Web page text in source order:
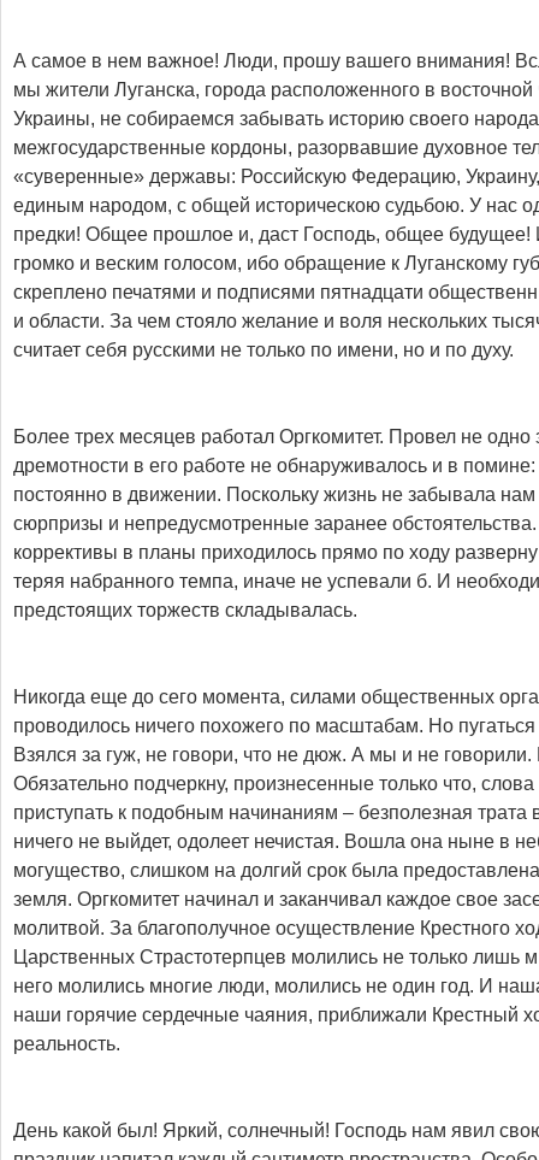
А самое в нем важное! Люди, прошу вашего внимания!
мы жители Луганска, города расположенного в восточной
Украины, не собираемся забывать историю своего
межгосударственные кордоны, разорвавшие духовное
«суверенные» державы: Российскую Федерацию,
единым народом, с общей историческою судьбою. У нас
предки! Общее прошлое и, даст Господь, общее будущее!
громко и веским голосом, ибо обращение к Луганскому
скреплено печатями и подписями пятнадцати
и области. За чем стояло желание и воля нескольких
считает себя русскими не только по имени, но и по духу.
Более трех месяцев работал Оргкомитет. Провел не одно
дремотности в его работе не обнаруживалось и в
постоянно в движении. Поскольку жизнь не забывала
сюрпризы и непредусмотренные заранее
коррективы в планы приходилось прямо по ходу
теряя набранного темпа, иначе не успевали б. И
предстоящих торжеств складывалась.
Никогда еще до сего момента, силами общественных
проводилось ничего похожего по масштабам. Но
Взялся за гуж, не говори, что не дюж. А мы и не
Обязательно подчеркну, произнесенные только что,
приступать к подобным начинаниям – безполезная трата
ничего не выйдет, одолеет нечистая. Вошла она ныне в
могущество, слишком на долгий срок была
земля. Оргкомитет начинал и заканчивал каждое свое
молитвой. За благополучное осуществление Крестного
Царственных Страстотерпцев молились не только лишь
него молились многие люди, молились не один год. И
наши горячие сердечные чаяния, приближали Крестный
реальность.
День какой был! Яркий, солнечный! Господь нам явил